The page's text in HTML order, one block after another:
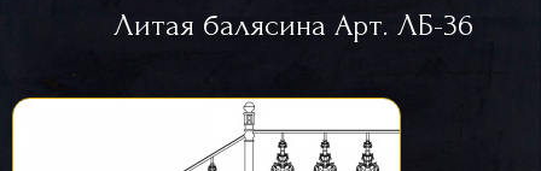
Литая балясина Арт. ЛБ-36